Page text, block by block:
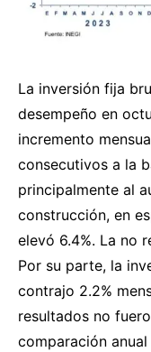
La inversión fija
desempeño en
incremento
consecutivos a la
principalmente al
construcción, en
elevó 6.4%. La no
Por su parte, la
contrajo 2.2%
resultados no
comparación